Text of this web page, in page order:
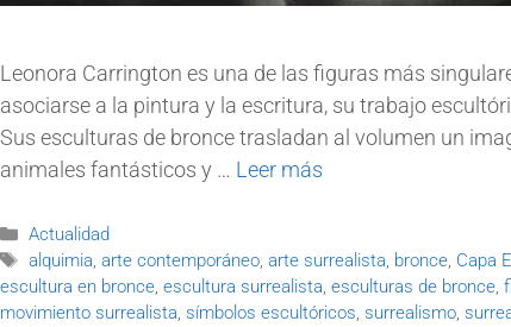
Leonora Carrington es una de las figuras más
asociarse a la pintura y la escritura, su trabajo
Sus esculturas de bronce trasladan al volumen un
animales fantásticos y … Leer más
Actualidad
alquimia,arte contemporáneo,arte surrealista, bronce, Capa
escultura en bronce, escultura surrealista, esculturas de bronce,
movimiento surrealista, símbolos escultóricos, surrealismo,